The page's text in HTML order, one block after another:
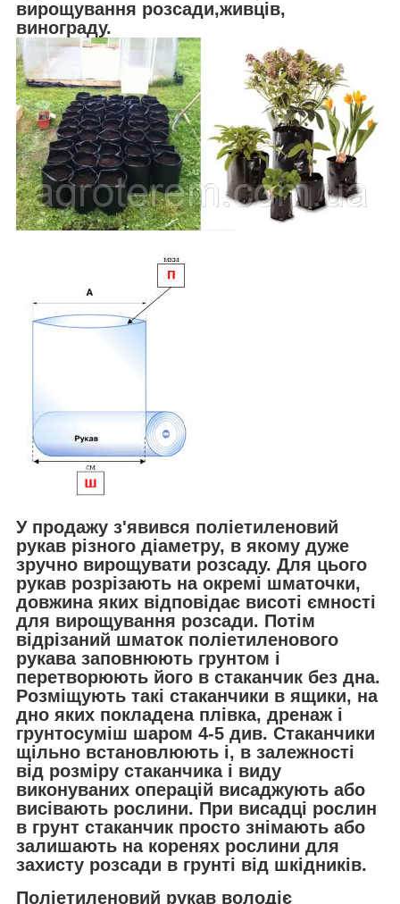
вирощування розсади,живців,
винограду.
У продажу з'явився поліетиленовий
рукав різного діаметру, в якому дуже
зручно вирощувати розсаду. Для цього
рукав розрізають на окремі шматочки,
довжина яких відповідає висоті ємності
для вирощування розсади. Потім
відрізаний шматок поліетиленового
рукава заповнюють грунтом і
перетворюють його в стаканчик без дна.
Розміщують такі стаканчики в ящики, на
дно яких покладена плівка, дренаж і
грунтосуміш шаром 4-5 див. Стаканчики
щільно встановлюють і, в залежності
від розміру стаканчика і виду
виконуваних операцій висаджують або
висівають рослини. При висадці рослин
в грунт стаканчик просто знімають або
залишають на коренях рослини для
захисту розсади в грунті від шкідників.
Поліетиленовий рукав володіє